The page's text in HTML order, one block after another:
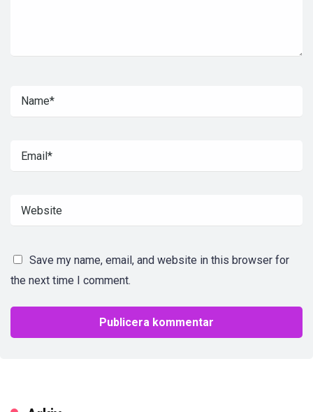
Save my name, email, and website in this browser for
the next time I comment.